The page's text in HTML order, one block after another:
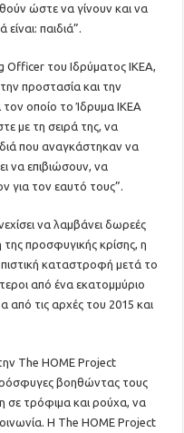
ώστε να γίνουν και να
παιδιά”.
Officer του Ιδρύματος IKEA,
προστασία και την
τον οποίο το Ίδρυμα IKEA
με τη σειρά της, να
που αναγκάστηκαν να
να επιβιώσουν, να
για τον εαυτό τους”.
να λαμβάνει δωρεές
προσφυγικής κρίσης, η
καταστροφή μετά το
από ένα εκατομμύριο
τις αρχές του 2015 και
The HOME Project
βοηθώντας τους
σε τρόφιμα και ρούχα, να
H The HOME Project